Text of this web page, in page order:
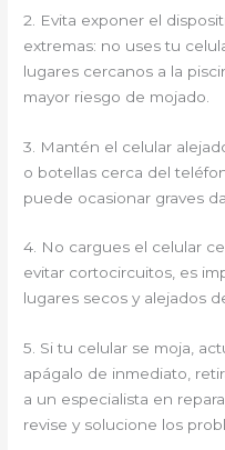
2. Evita exponer el
extremas: no uses tu
lugares cercanos a la
mayor riesgo de mojado.
3. Mantén el celular
o botellas cerca del
puede ocasionar graves
4. No cargues el celular
evitar cortocircuitos, es
lugares secos y alejados
5. Si tu celular se moja,
apágalo de inmediato,
a un especialista en
revise y solucione los